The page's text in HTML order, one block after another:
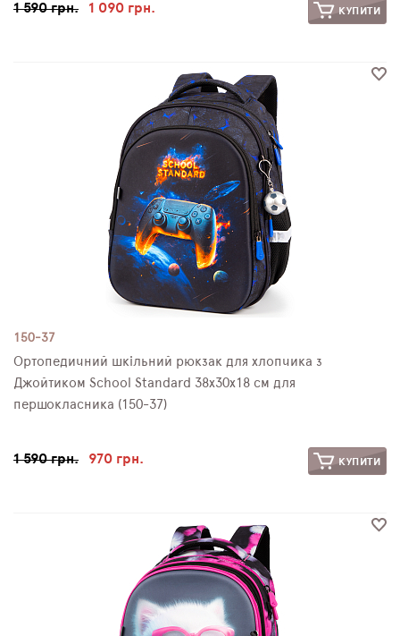
1 590 грн. 1 090 грн. КУПИТИ
150-37
Ортопедичний шкільний рюкзак для хлопчика з
Джойтиком School Standard 38х30х18 см для
першокласника (150-37)
1 590 грн. 970 грн. КУПИТИ